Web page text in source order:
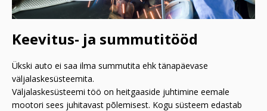
Keevitus- ja summutitööd
Ükski auto ei saa ilma summutita ehk tänapäevase
väljalaskesüsteemita.
Väljalaskesüsteemi töö on heitgaaside juhtimine eemale
mootori sees juhitavast põlemisest. Kogu süsteem edastab